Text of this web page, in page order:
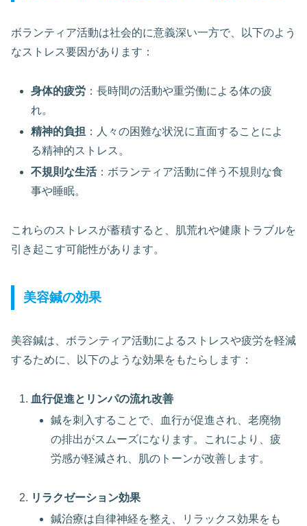
ボランティア活動は社会的に意義深い一方で、以下のよう
なストレス要因があります：
身体的疲労 ：長時間の活動や重労働による体の疲
れ。
精神的負担 ：人々の困難な状況に直面することによ
る精神的ストレス。
不規則な生活：ボランティア活動に伴う不規則な食
事や睡眠。
これらのストレスが蓄積すると、肌荒れや健康トラブルを
引き起こす可能性があります。
美容鍼の効果
美容鍼は、ボランティア活動によるストレスや疲労を軽減
するために、以下のような効果をもたらします：
血行促進とリンパの流れ改善
鍼を刺入することで、血行が促進され、老廃物
の排出がスムーズになります。これにより、疲
労感が軽減され、肌のトーンが改善します。
リラクゼーション効果
鍼治療は自律神経を整え、リラックス効果をも